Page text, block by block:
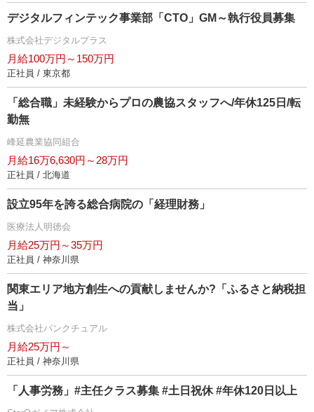
デジタルフィンテック事業部「CTO」GM～執行役員募集
株式会社デジタルプラス
月給100万円～150万円
正社員 / 東京都
「総合職」未経験からプロの農協スタッフへ/年休125日/転
勤無
峰延農業協同組合
月給16万6,630円～28万円
正社員 / 北海道
設立95年を誇る総合病院の「経理財務」
医療法人明徳会
月給25万円～35万円
正社員 / 神奈川県
関東エリア地方創生への貢献しませんか?「ふるさと納税担
当」
株式会社パンクチュアル
月給25万円～
正社員 / 神奈川県
「人事労務」#主任クラス募集 #土日祝休 #年休120日以上